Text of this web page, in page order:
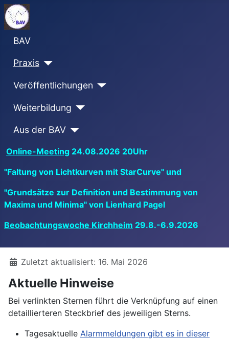
BAV
Praxis
Veröffentlichungen
Weiterbildung
Aus der BAV
Online-Meeting 24.08.2026 20Uhr
"Faltung von Lichtkurven mit StarCurve" und
"Grundsätze zur Definition und Bestimmung von
Maxima und Minima" von Lienhard Pagel
Beobachtungswoche Kirchheim 29.8.-6.9.2026
DetailsZuletzt aktualisiert: 16. Mai 2026
Aktuelle Hinweise
Bei verlinkten Sternen führt die Verknüpfung auf einen
detaillierteren Steckbrief des jeweiligen Sterns.
Tagesaktuelle Alarmmeldungen gibt es in dieser